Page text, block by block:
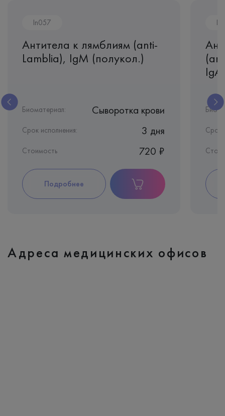
In057
Антитела к лямблиям (anti-
Lamblia), IgМ (полукол.)
Биоматериал: Сыворотка крови
Срок исполнения: 3 дня
Стоимость 720 ₽
Подробнее
Срок
Адреса медицинских офисов